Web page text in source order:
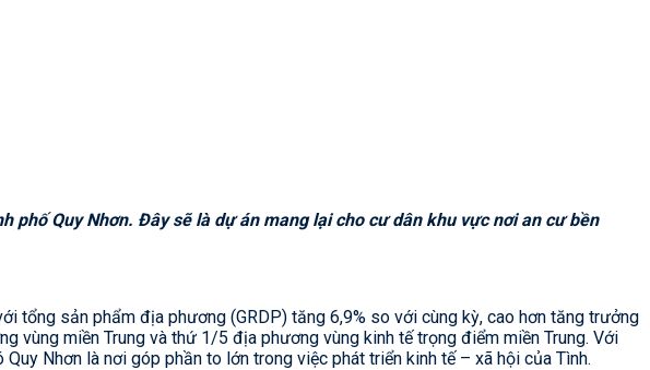
phố Quy Nhơn. Đây sẽ là dự án mang lại cho cư dân khu vực nơi an cư bền
tổng sản phẩm địa phương (GRDP) tăng 6,9% so với cùng kỳ, cao hơn tăng trưởng
vùng miền Trung và thứ 1/5 địa phương vùng kinh tế trọng điểm miền Trung. Với
Nhơn là nơi góp phần to lớn trong việc phát triển kinh tế – xã hội của Tình.